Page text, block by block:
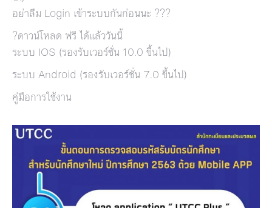
อย่าลืม Login เข้าระบบกันก่อนนะ ???
?ดาวน์โหลด ฟรี ได้แล้ววันนี้
ระบบ IOS (รองรับเวอร์ชั่น 10.0 ขึ้นไป)
ระบบ Android (รองรับเวอร์ชั่น 7.0 ขึ้นไป)
คู่มือการใช้งาน